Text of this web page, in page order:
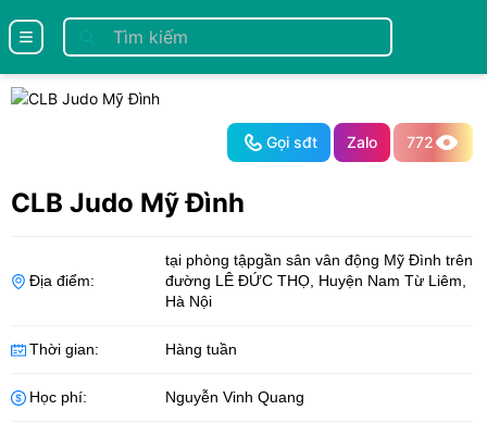
menu
Gọi sđt Zalo 772
CLB Judo Mỹ Đình
Địa điểm:
tại phòng tậpgần sân vân động Mỹ Đình trên
đường LÊ ĐỨC THỌ, Huyện Nam Từ Liêm
Hà Nội
Thời gian: Hàng tuần
Học phí: Nguyễn Vinh Quang